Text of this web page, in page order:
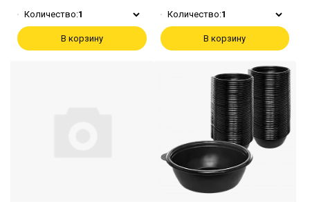
Количество:1
В корзину
Количество:1
В корзину